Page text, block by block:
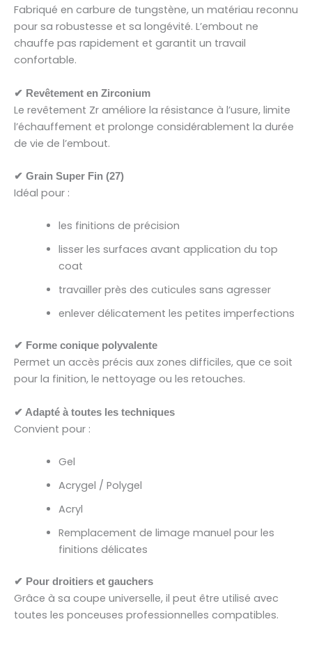
Fabriqué en carbure de tungstène, un matériau reconnu
pour sa robustesse et sa longévité. L’embout ne
chauffe pas rapidement et garantit un travail
confortable.
✔ Revêtement en Zirconium
Le revêtement Zr améliore la résistance à l’usure, limite
l’échauffement et prolonge considérablement la durée
de vie de l’embout.
✔ Grain Super Fin (27)
Idéal pour :
les finitions de précision
lisser les surfaces avant application du top
coat
travailler près des cuticules sans agresser
enlever délicatement les petites imperfections
✔ Forme conique polyvalente
Permet un accès précis aux zones difficiles, que ce soit
pour la finition, le nettoyage ou les retouches.
✔ Adapté à toutes les techniques
Convient pour :
Gel
Acrygel / Polygel
Acryl
Remplacement de limage manuel pour les
finitions délicates
✔ Pour droitiers et gauchers
Grâce à sa coupe universelle, il peut être utilisé avec
toutes les ponceuses professionnelles compatibles.